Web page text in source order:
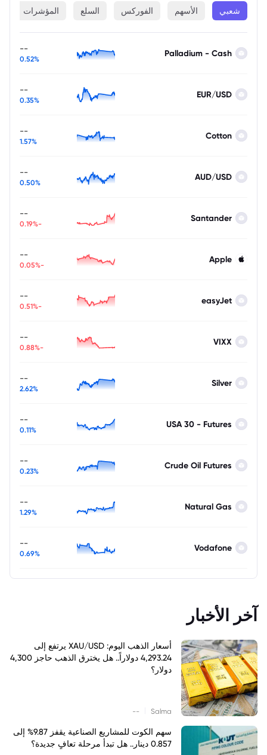
شعبي الأسهم الفوركس السلع المؤشرات
Palladium - Cash
--
0.52%
EUR/USD
--
0.35%
Cotton
--
1.57%
AUD/USD
--
0.50%
Santander
--
-0.19%
Apple
--
-0.05%
easyJet
--
-0.51%
VIXX
--
-0.88%
Silver
--
2.62%
USA 30 - Futures
--
0.11%
Crude Oil Futures
--
0.23%
Natural Gas
--
1.29%
Vodafone
--
0.69%
آخر الأخبار
أسعار الذهب اليوم: XAU/USD يرتفع إلى
4,293.24 دولاراً.. هل يخترق الذهب حاجز 4,300
دولار؟
Salma
--
سهم الكوت للمشاريع الصناعية يقفز 9.87% إلى
0.857 دينار.. هل تبدأ مرحلة تعافٍ جديدة؟